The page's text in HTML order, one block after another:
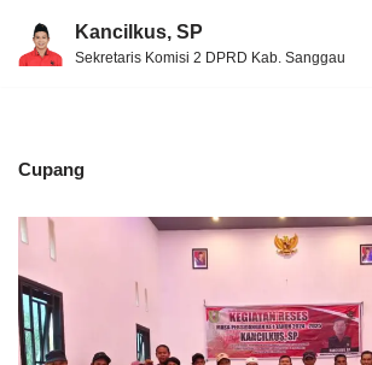
Skip
Kancilkus, SP
Sekretaris Komisi 2 DPRD Kab. Sanggau
Cupang